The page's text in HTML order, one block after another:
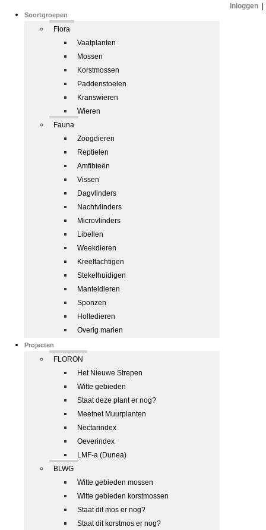
Soortgroepen
Flora
Vaatplanten
Mossen
Korstmossen
Paddenstoelen
Kranswieren
Wieren
Fauna
Zoogdieren
Reptielen
Amfibieën
Vissen
Dagvlinders
Nachtvlinders
Microvlinders
Libellen
Weekdieren
Kreeftachtigen
Stekelhuidigen
Manteldieren
Sponzen
Holtedieren
Overig marien
Projecten
FLORON
Het Nieuwe Strepen
Witte gebieden
Staat deze plant er nog?
Meetnet Muurplanten
Nectarindex
Oeverindex
LMF-a (Dunea)
BLWG
Witte gebieden mossen
Witte gebieden korstmossen
Staat dit mos er nog?
Staat dit korstmos er nog?
Inloggen